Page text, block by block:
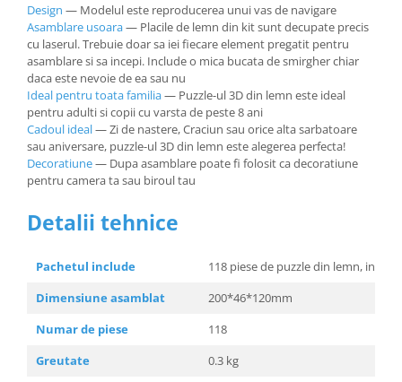
Design — Modelul este reproducerea unui vas de navigare
Asamblare usoara— Placile de lemn din kit sunt decupate precis
cu laserul. Trebuie doar sa iei fiecare element pregatit pentru
asamblare si sa incepi. Include o mica bucata de smirgher chiar
daca este nevoie de ea sau nu
Ideal pentru toata familia— Puzzle-ul 3D din lemn este ideal
pentru adulti si copii cu varsta de peste 8 ani
Cadoul ideal— Zi de nastere, Craciun sau orice alta sarbatoare
sau aniversare, puzzle-ul 3D din lemn este alegerea perfecta!
Decoratiune— Dupa asamblare poate fi folosit ca decoratiune
pentru camera ta sau biroul tau
Detalii tehnice
Pachetul include
118 piese de puzzle din lemn,
Dimensiune asamblat
200*46*120mm
Numar de piese
118
Greutate
0.3 kg